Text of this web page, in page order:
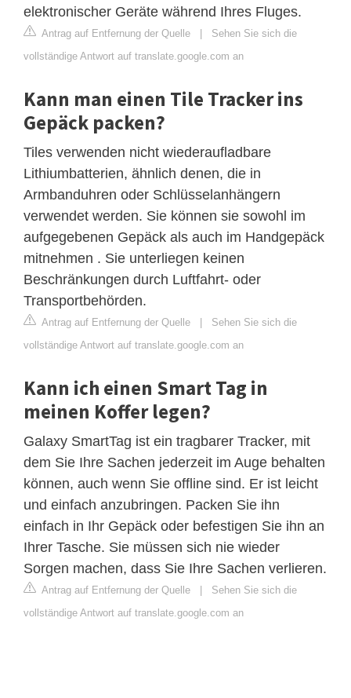
elektronischer Geräte während Ihres Fluges.
Antrag auf Entfernung der Quelle | Sehen Sie sich die
vollständige Antwort auf translate.google.com an
Kann man einen Tile Tracker ins
Gepäck packen?
Tiles verwenden nicht wiederaufladbare
Lithiumbatterien, ähnlich denen, die in
Armbanduhren oder Schlüsselanhängern
verwendet werden. Sie können sie sowohl im
aufgegebenen Gepäck als auch im Handgepäck
mitnehmen . Sie unterliegen keinen
Beschränkungen durch Luftfahrt- oder
Transportbehörden.
Antrag auf Entfernung der Quelle | Sehen Sie sich die
vollständige Antwort auf translate.google.com an
Kann ich einen Smart Tag in
meinen Koffer legen?
Galaxy SmartTag ist ein tragbarer Tracker, mit
dem Sie Ihre Sachen jederzeit im Auge behalten
können, auch wenn Sie offline sind. Er ist leicht
und einfach anzubringen. Packen Sie ihn
einfach in Ihr Gepäck oder befestigen Sie ihn an
Ihrer Tasche. Sie müssen sich nie wieder
Sorgen machen, dass Sie Ihre Sachen verlieren.
Antrag auf Entfernung der Quelle | Sehen Sie sich die
vollständige Antwort auf translate.google.com an